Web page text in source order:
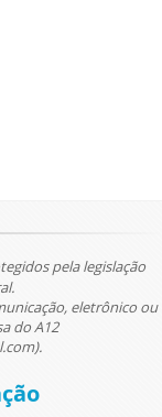
pela legislação
eletrônico ou
do A12